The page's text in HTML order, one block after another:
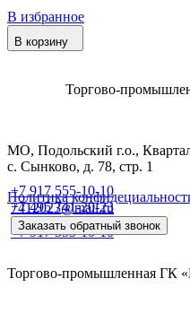
В избранное
В корзину
Торгово-
МО, Подольский г.о.,
с. Сынково, д. 78, стр. 1
Политика
+7 917 555-10-10
+7 495 741-20-23
+7 917 555-10-10
7412023@mail.ru
Заказать обратный звонок
Торгово-промышленная ГК